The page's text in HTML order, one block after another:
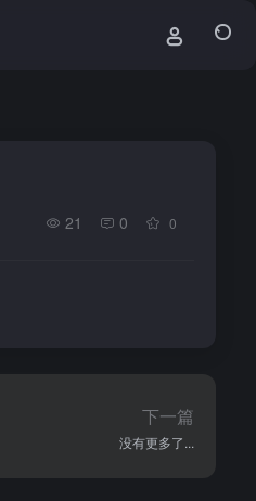
21 0 0
下一篇
没有更多了...